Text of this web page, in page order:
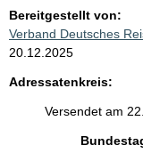
Bereitgestellt von:
Verband Deutsches
20.12.2025
Adressatenkreis:
Versendet am